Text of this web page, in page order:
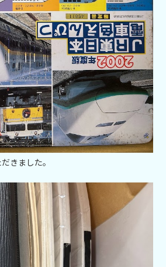
きました。